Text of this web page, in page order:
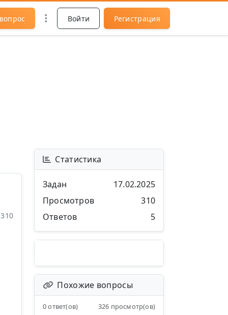
Войти Регистрация
310
Статистика
Задан
17.02.2025
Просмотров
310
Ответов
5
Похожие вопросы
0 ответ(ов) 326 просмотр(ов)